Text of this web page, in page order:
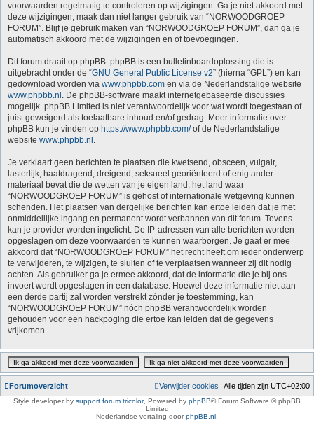
voorwaarden regelmatig te controleren op wijzigingen. Ga je niet akkoord met
deze wijzigingen, maak dan niet langer gebruik van “NORWOODGROEP
FORUM”. Blijf je gebruik maken van “NORWOODGROEP FORUM”, dan ga je
automatisch akkoord met de wijzigingen en of toevoegingen.
Dit forum draait op phpBB. phpBB is een bulletinboardoplossing die is
uitgebracht onder de “GNU General Public License v2” (hierna “GPL”) en kan
gedownload worden via www.phpbb.com en via de Nederlandstalige website
www.phpbb.nl . De phpBB-software maakt internetgebaseerde discussies
mogelijk. phpBB Limited is niet verantwoordelijk voor wat wordt toegestaan of
juist geweigerd als toelaatbare inhoud en/of gedrag. Meer informatie over
phpBB kun je vinden op https://www.phpbb.com/of de Nederlandstalige
website www.phpbb.nl .
Je verklaart geen berichten te plaatsen die kwetsend, obsceen, vulgair,
lasterlijk, haatdragend, dreigend, seksueel georiënteerd of enig ander
materiaal bevat die de wetten van je eigen land, het land waar
“NORWOODGROEP FORUM” is gehost of internationale wetgeving kunnen
schenden. Het plaatsen van dergelijke berichten kan ertoe leiden dat je met
onmiddellijke ingang en permanent wordt verbannen van dit forum. Tevens
kan je provider worden ingelicht. De IP-adressen van alle berichten worden
opgeslagen om deze voorwaarden te kunnen waarborgen. Je gaat er mee
akkoord dat “NORWOODGROEP FORUM” het recht heeft om ieder onderwerp
te verwijderen, te wijzigen, te sluiten of te verplaatsen wanneer zij dit nodig
achten. Als gebruiker ga je ermee akkoord, dat de informatie die je bij ons
invoert wordt opgeslagen in een database. Hoewel deze informatie niet aan
een derde partij zal worden verstrekt zónder je toestemming, kan
“NORWOODGROEP FORUM” nóch phpBB verantwoordelijk worden
gehouden voor een hackpoging die ertoe kan leiden dat de gegevens
vrijkomen.
Forumoverzicht Alle tijden zijn UTC+02:00
Verwijder cookies
Style developer by support forum tricolor, Powered by phpBB® Forum Software © phpBB
Limited
Nederlandse vertaling doorphpBB.nl